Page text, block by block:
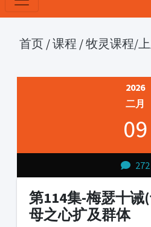
首页 /课程 /牧灵课程/
2026
二月
09
272
第114集-梅瑟十诫
母之心扩及群体